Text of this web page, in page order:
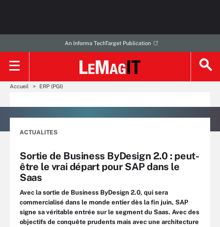
An Informa TechTarget Publication
Accueil ERP (PGI)
ACTUALITES
Sortie de Business ByDesign 2.0 : peut-
être le vrai départ pour SAP dans le
Saas
Avec la sortie de Business ByDesign 2.0, qui sera
commercialisé dans le monde entier dès la fin juin, SAP
signe sa véritable entrée sur le segment du Saas. Avec des
objectifs de conquête prudents mais avec une architecture